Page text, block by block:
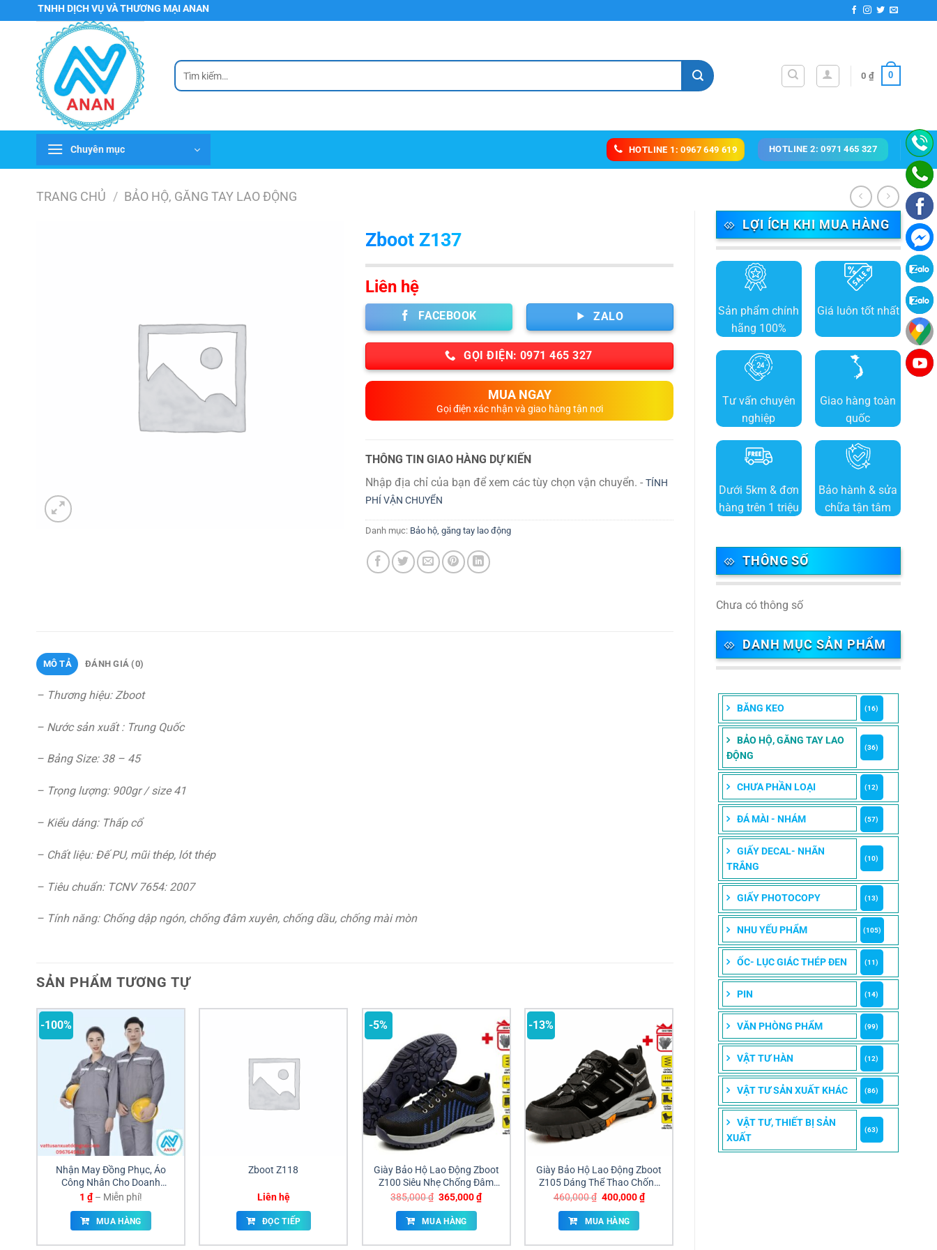
đến
DỊCH VỤ VÀ THƯƠNG MẠI ANAN
Tìm
kiếm:
0 ₫ 0
Chuyên mục HOTLINE 1: 0967 649 619 HOTLINE 2: 0971 465 327
TRANG CHỦ / BẢO HỘ, GĂNG TAY LAO ĐỘNG
LỢI ÍCH KHI MUA HÀNG
Sản phẩm chính
hãng 100%
Giá luôn tốt nhất
Tư vấn chuyên
nghiệp
Giao hàng toàn
quốc
Dưới 5km & đơn
hàng trên 1 triệu
Bảo hành & sửa
chữa tận tâm
THÔNG SỐ
Chưa có thông số
DANH MỤC SẢN PHẨM
BĂNG KEO (16)
BẢO HỘ, GĂNG TAY LAO
ĐỘNG
(36)
CHƯA PHẦN LOẠI (12)
ĐÁ MÀI - NHÁM (57)
GIẤY DECAL- NHÃN
TRẮNG
(10)
GIẤY PHOTOCOPY (13)
NHU YẾU PHẨM (105)
ỐC- LỤC GIÁC THÉP ĐEN (11)
PIN (14)
VĂN PHÒNG PHẨM (99)
VẬT TƯ HÀN (12)
VẬT TƯ SẢN XUẤT KHÁC (86)
VẬT TƯ, THIẾT BỊ SẢN
XUẤT
(63)
Zboot Z137
Liên hệ
FACEBOOK ZALO
GỌI ĐIỆN: 0971 465 327
MUA NGAY
Gọi điện xác nhận và giao hàng tận nơi
THÔNG TIN GIAO HÀNG DỰ KIẾN
Nhập địa chỉ của bạn để xem các tùy chọn vận chuyển. - TÍNH
PHÍ VẬN CHUYỂN
Danh mục: Bảo hộ, găng tay lao động
MÔ TẢ ĐÁNH GIÁ (0)
– Thương hiệu: Zboot
– Nước sản xuất : Trung Quốc
– Bảng Size: 38 – 45
– Trọng lượng: 900gr / size 41
– Kiểu dáng: Thấp cổ
– Chất liệu: Đế PU, mũi thép, lót thép
– Tiêu chuẩn: TCNV 7654: 2007
– Tính năng: Chống dập ngón, chống đâm xuyên, chống dầu, chống mài mòn
SẢN PHẨM TƯƠNG TỰ
-100%
Nhận May Đồng Phục, Áo
Công Nhân Cho Doanh
Nghiệp, Xí Nghiệp
1 ₫ – Miễn phí!Khoảng
từ
1 ₫
Miễn
MUA HÀNG
Zboot Z118
Liên hệ
ĐỌC TIẾP
-5%
Giày Bảo Hộ Lao Động Zboot
Z100 Siêu Nhẹ Chống Đâm
Xuyên Giá Sỉ Đồng Nai
385,000₫ Giá
là:
385,000 ₫.
365,000₫Giá
hiện
MUA HÀNG
-13%
Giày Bảo Hộ Lao Động Zboot
Z105 Dáng Thể Thao Chống
Đinh Cao Cấp – Chuyên Sỉ Size
460,000₫ Giá
là:
460,000 ₫.
400,000₫Giá
hiện
MUA HÀNG